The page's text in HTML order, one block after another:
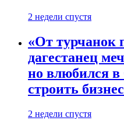
2 недели спустя
«От турчанок
дагестанец
но влюбился в
строить
2 недели спустя